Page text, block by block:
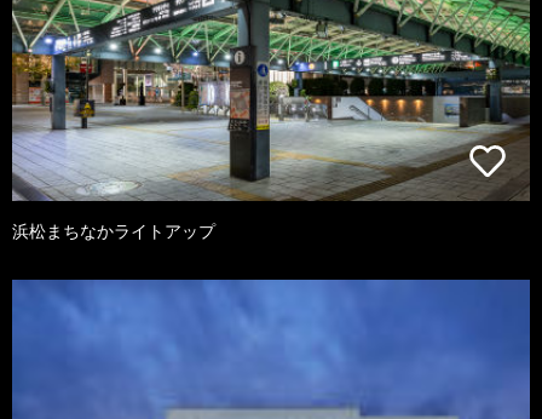
浜松まちなかライトアップ